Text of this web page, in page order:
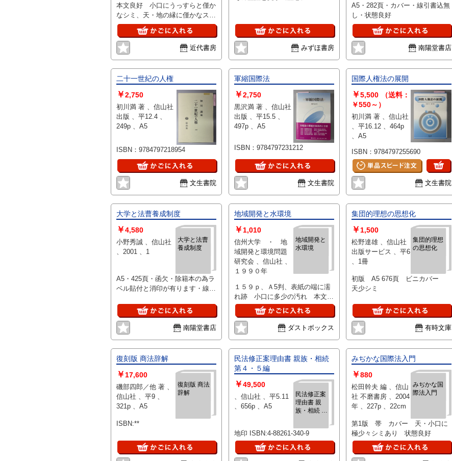
本文良好 小口にうっすらと僅か
なシミ、天・地の縁に僅かなスレ
有 箱（少ヤケ有）
近代書房 みずほ書房
A5・282頁・カバー・線引書込無
し・状態良好
南陽堂書店
二十一世紀の人権
￥2,750
初川満 著 、信山社
出版 、平12.4 、
249p 、A5
ISBN：9784797218954
文生書院
軍縮国際法
￥2,750
黒沢満 著 、信山社
出版 、平15.5 、
497p 、A5
ISBN：9784797231212
文生書院
国際人権法の展開
￥5,500
（送料：
￥550～）
初川満 著 、信山社
、平16.12 、464p
、A5
ISBN：9784797255690
文生書院
大学と法曹養成制度
大学と法曹
養成制度
￥4,580
小野秀誠 、信山社
、2001 、1
A5・425頁・函欠・除籍本の為ラ
ベル貼付と消印が有ります・線引
南陽堂書店
地域開発と水環境
地域開発と
水環境
￥ 1,010
信州大学 ・ 地
域開発と環境問題
研究会 、信山社 、
１９９０年
１５９ｐ、Ａ5判、表紙の端に濡
れ跡 小口に多少の汚れ 本文は
綺麗です。
ダストボックス
集団的理想の思想化
集団的理想
の思想化
￥1,500
松野達雄 、信山社
出版サービス 、平6
、1冊
初版 A5 676頁 ビニカバー
天少シミ
有時文庫
復刻版 商法辞解
復刻版 商法
辞解
￥ 17,600
磯部四郎／他 著 、
信山社 、平9 、
321p 、A5
ISBN:**
民法修正案理由書 親族・相続
第４・５編
民法修正案
理由書 親
族・相続 第
￥49,500
、信山社 、平5.11
、656p 、A5
地印 ISBN:4-88261-340-9
みぢかな国際法入門
みぢかな国
際法入門
￥880
松田幹夫 編 、信山
社 不磨書房 、2004
年 、227p 、22cm
第1版 帯 カバー 天・小口に
極少々シミあり 状態良好